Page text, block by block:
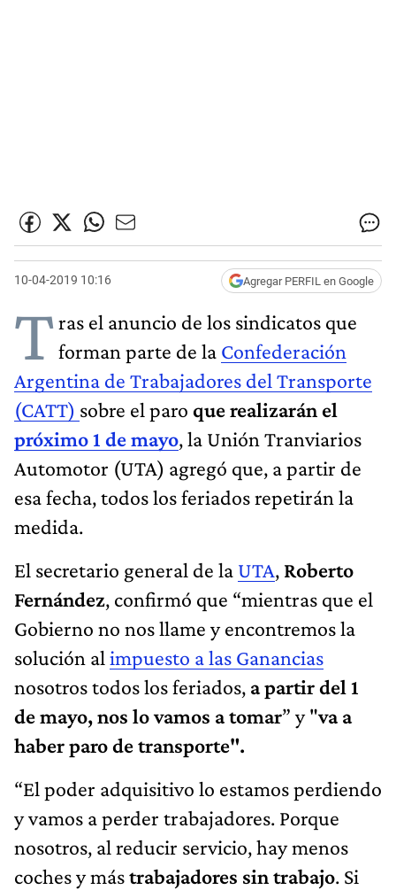
10-04-2019 10:16 Agregar PERFIL en Google
Tras el anuncio de los sindicatos que
forman parte de la Confederación
Argentina de Trabajadores del Transporte
(CATT) sobre el paro que realizarán el
próximo 1 de mayo, la Unión Tranviarios
Automotor (UTA) agregó que, a partir de
esa fecha, todos los feriados repetirán la
medida.
El secretario general de la UTA, Roberto
Fernández, confirmó que “mientras que el
Gobierno no nos llame y encontremos la
solución al impuesto a las Ganancias
nosotros todos los feriados, a partir del 1
de mayo, nos lo vamos a tomar” y "va a
haber paro de transporte".
“El poder adquisitivo lo estamos perdiendo
y vamos a perder trabajadores. Porque
nosotros, al reducir servicio, hay menos
coches y mástrabajadores sin trabajo. Si